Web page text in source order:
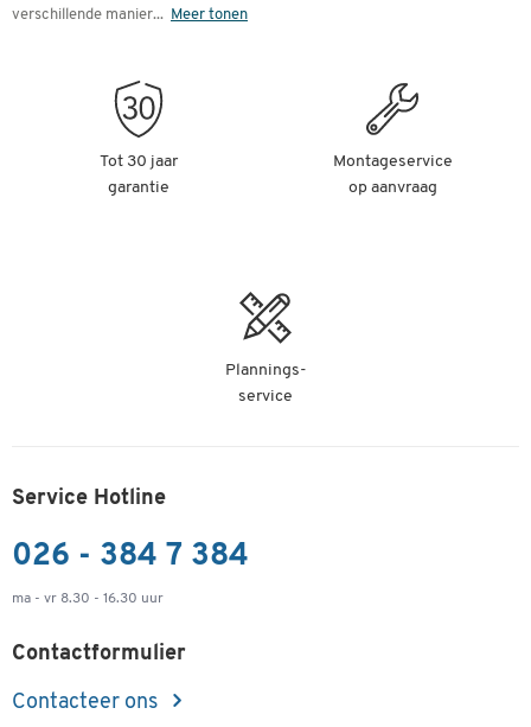
verschillende manier... Meer tonen
Tot 30 jaar
garantie
Montageservice
op aanvraag
Plannings-
service
Service Hotline
026 - 384 7 384
ma - vr 8.30 - 16.30 uur
Contactformulier
Contacteer ons